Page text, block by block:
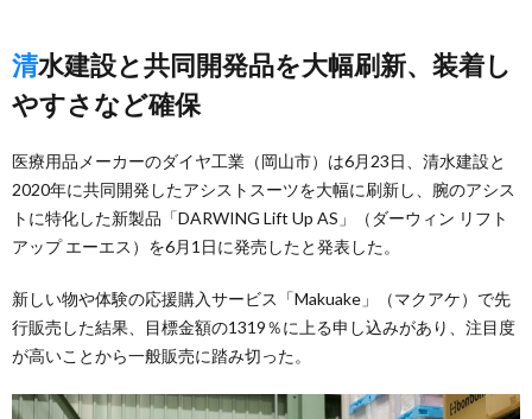
清水建設と共同開発品を大幅刷新、装着し
やすさなど確保
医療用品メーカーのダイヤ工業（岡山市）は6月23日、清水建設と
2020年に共同開発したアシストスーツを大幅に刷新し、腕のアシス
トに特化した新製品「DARWING Lift Up AS」（ダーウィン リフト
アップ エーエス）を6月1日に発売したと発表した。
新しい物や体験の応援購入サービス「Makuake」（マクアケ）で先
行販売した結果、目標金額の1319％に上る申し込みがあり、注目度
が高いことから一般販売に踏み切った。